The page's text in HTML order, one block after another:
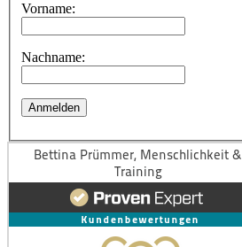
Vorname:
Nachname: